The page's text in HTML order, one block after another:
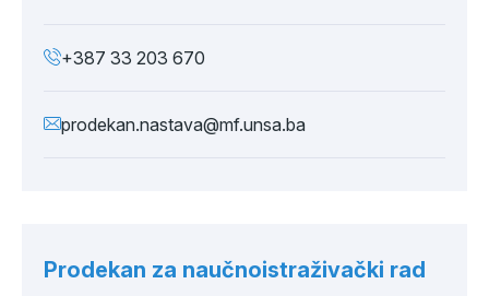
+387 33 203 670
prodekan.nastava@mf.unsa.ba
Prodekan za naučnoistraživački rad